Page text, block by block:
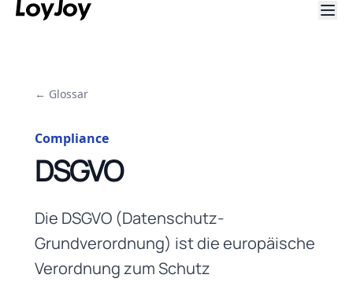
← Glossar
Compliance
DSGVO
Die DSGVO (Datenschutz-
Grundverordnung) ist die europäische
Verordnung zum Schutz